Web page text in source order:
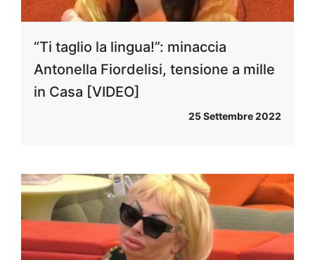
“Ti taglio la lingua!”: minaccia
Antonella Fiordelisi, tensione a mille
in Casa [VIDEO]
25 Settembre 2022